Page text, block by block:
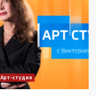
Арт-студия